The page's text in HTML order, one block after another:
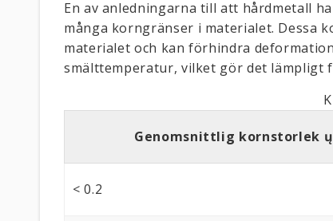
En av anledningarna till att hårdmetall
många korngränser i materialet. Dessa
materialet och kan förhindra
smälttemperatur, vilket gör det lämpligt
Genomsnittlig kornstorlek
< 0.2